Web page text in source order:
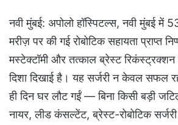
नवी मुंबई: अपोलो हॉस्पिटल्स, नवी मुंबई में
मरीज़ पर की गई रोबोटिक सहायता प्राप्त
मस्टेक्टॉमी और तत्काल ब्रेस्ट
दिशा दिखाई है। यह सर्जरी न केवल सफल
ही दिन घर लौट गईं — बिना किसी बड़ी
नायर, लीड कंसल्टेंट, ब्रेस्ट-रोबोटिक